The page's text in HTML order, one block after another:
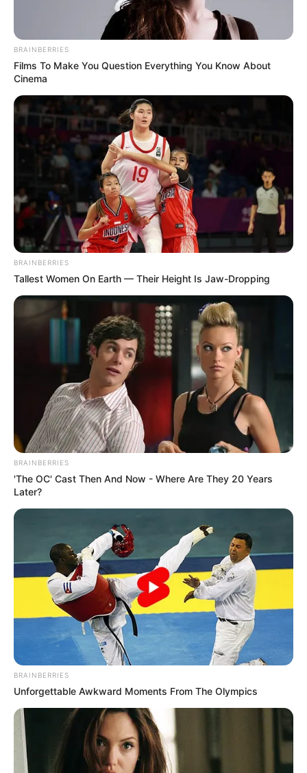
BRAINBERRIES
Films To Make You Question Everything You Know About
Cinema
BRAINBERRIES
Tallest Women On Earth — Their Height Is Jaw-Dropping
BRAINBERRIES
'The OC' Cast Then And Now - Where Are They 20 Years
Later?
BRAINBERRIES
Unforgettable Awkward Moments From The Olympics